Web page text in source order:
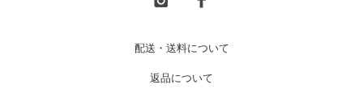
配送・送料について
返品について